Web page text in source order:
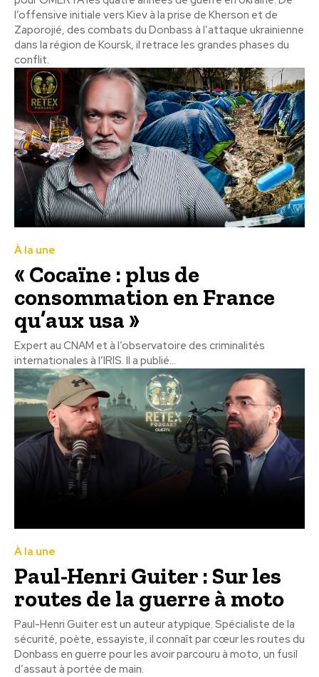
l’offensive initiale vers Kiev à la prise de Kherson et de
Zaporojié, des combats du Donbass à l’attaque ukrainienne
dans la région de Koursk, il retrace les grandes phases du
conflit.
À la une
« Cocaïne : plus de
consommation en France
qu’aux usa »
Expert au CNAM et à l’observatoire des criminalités
internationales à l’IRIS. Il a publié...
À la une
Paul-Henri Guiter : Sur les
routes de la guerre à moto
Paul-Henri Guiter est un auteur atypique. Spécialiste de la
sécurité, poète, essayiste, il connaît par cœur les routes du
Donbass en guerre pour les avoir parcouru à moto, un fusil
d’assaut à portée de main.